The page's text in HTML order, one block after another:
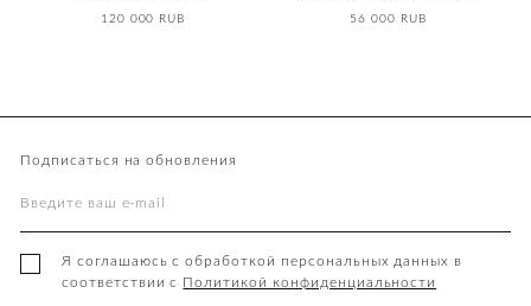
120 000 RUB 56 000 RUB
Подписаться на обновления
Я соглашаюсь с обработкой персональных данных в
соответствии с Политикой конфиденциальности